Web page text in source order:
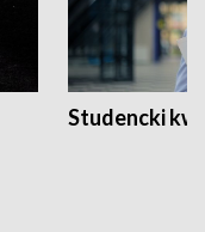
Studencki